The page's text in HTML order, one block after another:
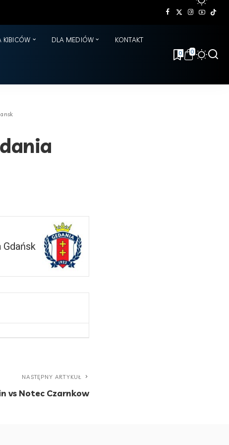
KIBICÓW DLA MEDIÓW KONTAKT
0 0
Gdańsk
NASTĘPNY ARTYKUŁ
vs Notec Czarnkow